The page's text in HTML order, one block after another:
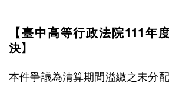
【臺中高等行政法院111年
決】
本件爭議為清算期間溢繳之未分